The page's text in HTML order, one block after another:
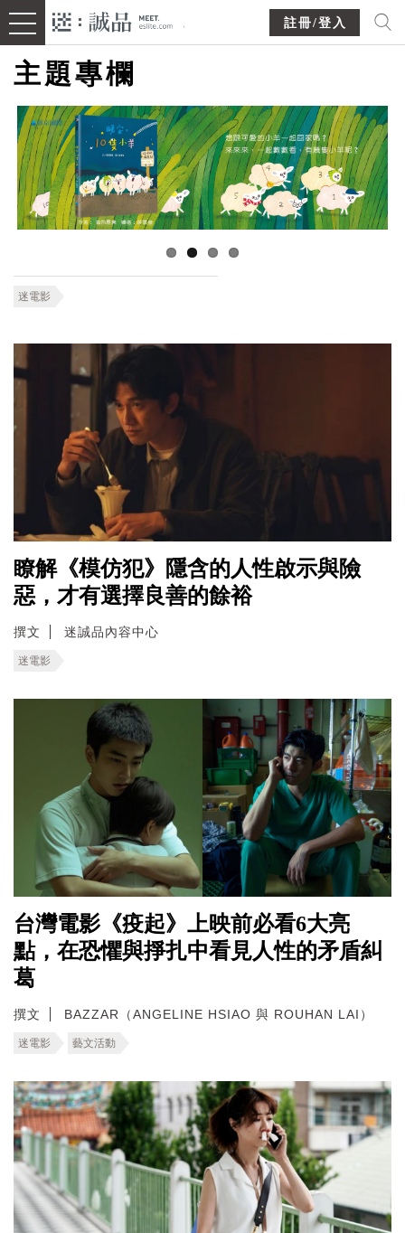
註冊/登入
主題專欄
迷電影
瞭解《模仿犯》隱含的人性啟示與險
惡，才有選擇良善的餘裕
撰文 迷誠品內容中心
迷電影
台灣電影《疫起》上映前必看6大亮
點，在恐懼與掙扎中看見人性的矛盾糾
葛
撰文 BAZZAR（ANGELINE HSIAO 與 ROUHAN LAI）
迷電影 藝文活動